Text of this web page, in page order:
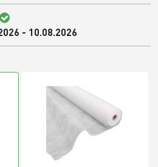
- 10.08.2026